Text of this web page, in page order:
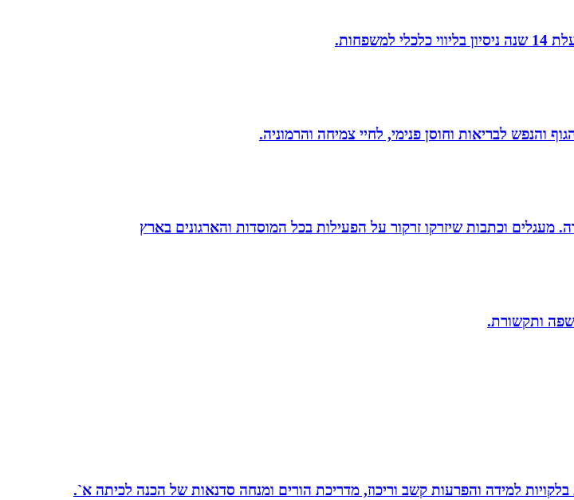
והנפש לבריאות וחוסן פנימי, לחיי צמיחה והרמוניה.
מעגלים וכתבות שיזרקו זרקור על הפעילות בכל המוסדות והארגונים בארץ
שפה ותקשורת.
למידה והפרעות קשב וריכוז, מדריכת הורים ומנחה סדנאות של הכנה לכיתה א`.